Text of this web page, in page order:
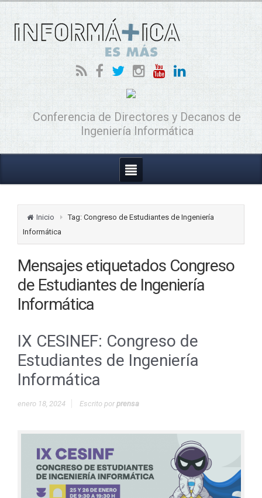
Conferencia de Directores y Decanos de
Ingeniería Informática
Inicio
Tag: Congreso de Estudiantes de Ingeniería
Informática
Mensajes etiquetados Congreso
de Estudiantes de Ingeniería
Informática
IX CESINEF: Congreso de
Estudiantes de Ingeniería
Informática
enero 18, 2024 Escrito porprensa